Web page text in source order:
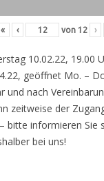
« ‹ von 12 ›
10.02.22, 19.00
geöffnet Mo. –
und nach
zeitweise der
bitte informieren Sie
bei uns!